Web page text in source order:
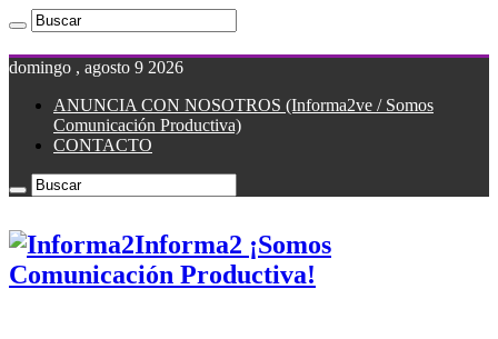
domingo , agosto 9 2026
ANUNCIA CON NOSOTROS (Informa2ve / Somos
Comunicación Productiva)
CONTACTO
Informa2 ¡Somos
Comunicación Productiva!